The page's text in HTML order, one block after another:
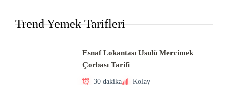
Trend Yemek Tarifleri
Esnaf Lokantası Usulü Mercimek
Çorbası Tarifi
30 dakika Kolay